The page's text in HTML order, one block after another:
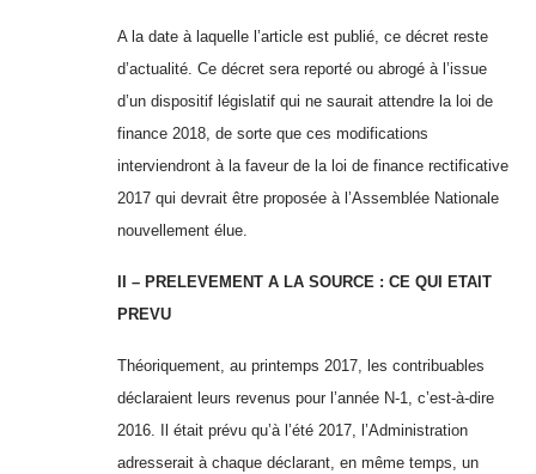
A la date à laquelle l’article est publié, ce décret reste
d’actualité. Ce décret sera reporté ou abrogé à l’issue
d’un dispositif législatif qui ne saurait attendre la loi de
finance 2018, de sorte que ces modifications
interviendront à la faveur de la loi de finance rectificative
2017 qui devrait être proposée à l’Assemblée Nationale
nouvellement élue.
II – PRELEVEMENT A LA SOURCE : CE QUI ETAIT
PREVU
Théoriquement, au printemps 2017, les contribuables
déclaraient leurs revenus pour l’année N-1, c’est-à-dire
2016. Il était prévu qu’à l’été 2017, l’Administration
adresserait à chaque déclarant, en même temps, un